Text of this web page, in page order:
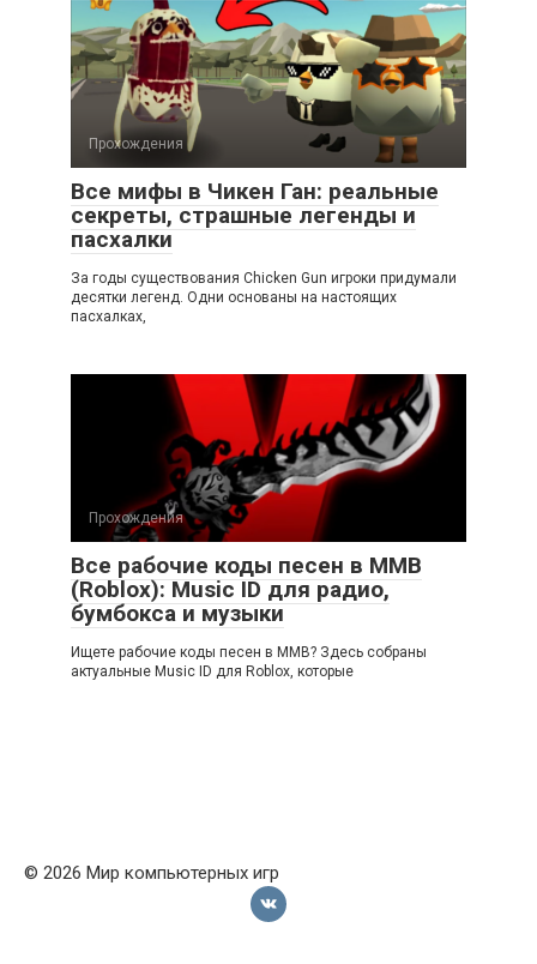
Прохождения
Все мифы в Чикен Ган: реальные
секреты, страшные легенды и
пасхалки
За годы существования Chicken Gun игроки придумали
десятки легенд. Одни основаны на настоящих
пасхалках,
Прохождения
Все рабочие коды песен в ММВ
(Roblox): Music ID для радио,
бумбокса и музыки
Ищете рабочие коды песен в ММВ? Здесь собраны
актуальные Music ID для Roblox, которые
© 2026 Мир компьютерных игр